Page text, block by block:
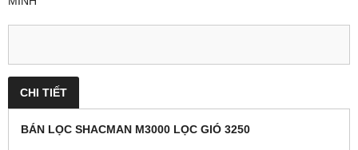
CHI TIẾT
BÁN LỌC SHACMAN M3000 LỌC GIÓ 3250